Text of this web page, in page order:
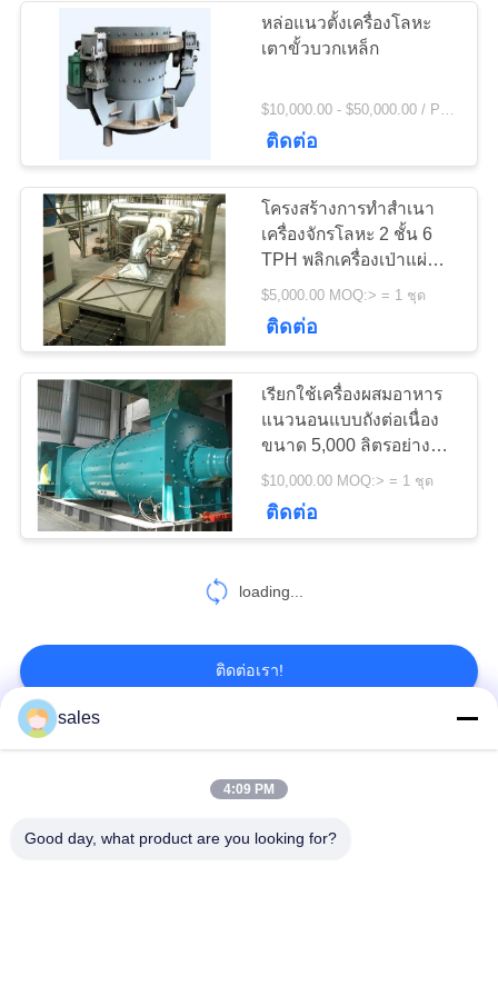
เครื่องบดหิน
อะไหล่เครื่องจักรทำ
เหมือง
144
CITIC HIC ชิ้นส่วน
เครื่องจักร
68
แกว่งแบริ่งแหวน
หล่อแนวตั้งเครื่องโลหะ
เตาขั้วบวกเหล็ก
ติดต่อ
โครงสร้างการทำสำเนา
เครื่องจักรโลหะ 2 ชั้น 6
TPH พลิกเครื่องเป่าแผ่น
พับ
$5,000.00 MOQ:> = 1 ชุด
ติดต่อ
เรียกใช้เครื่องผสมอาหาร
แนวนอนแบบถังต่อเนื่อง
ขนาด 5,000 ลิตรอย่างต่อ
เนื่อง
$10,000.00 MOQ:> = 1 ชุด
ติดต่อ
loading...
ติดต่อเรา!
หมวดหมู่ยอดนิยม
Gears ปีกนก เฟืองเฟืองเกียร์เอียง
sales
4:09 PM
Good day, what product are you looking for?